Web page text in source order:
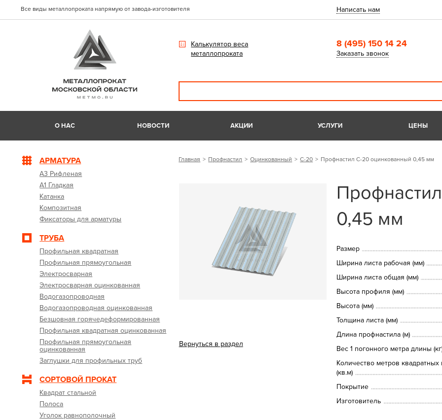
Все виды металлопроката напрямую от завода-изготовителя Написать нам
Калькулятор веса
металлопроката
8 (495) 150 14 24
Заказать звонок
О НАС НОВОСТИ АКЦИИ УСЛУГИ ЦЕНЫ
АРМАТУРА
А3 Рифленая
А1 Гладкая
Катанка
Композитная
Фиксаторы для арматуры
ТРУБА
Профильная квадратная
Профильная прямоугольная
Электросварная
Электросварная оцинкованная
Водогазопроводная
Водогазопроводная оцинкованная
Безшовная горячедеформированная
Профильная квадратная оцинкованная
Профильная прямоугольная
оцинкованная
Заглушки для профильных труб
СОРТОВОЙ ПРОКАТ
Квадрат стальной
Полоса
Уголок равнополочный
Главная Профнастил Оцинкованный С-20 Профнастил С-20 оцинкованный 0,45 мм
Вернуться в раздел
0,45 мм
Размер
Ширина листа рабочая (мм)
Ширина листа общая (мм)
Высота профиля (мм)
Высота (мм)
Толщина листа (мм)
Длина профнастила (м)
Вес 1 погонного метра длины
Количество метров квадратных
(кв.м)
Покрытие
Изготовитель